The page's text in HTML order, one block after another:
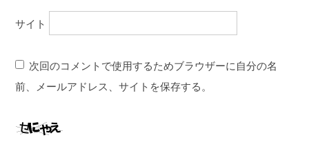
サイト
次回のコメントで使用するためブラウザーに自分の名
前、メールアドレス、サイトを保存する。